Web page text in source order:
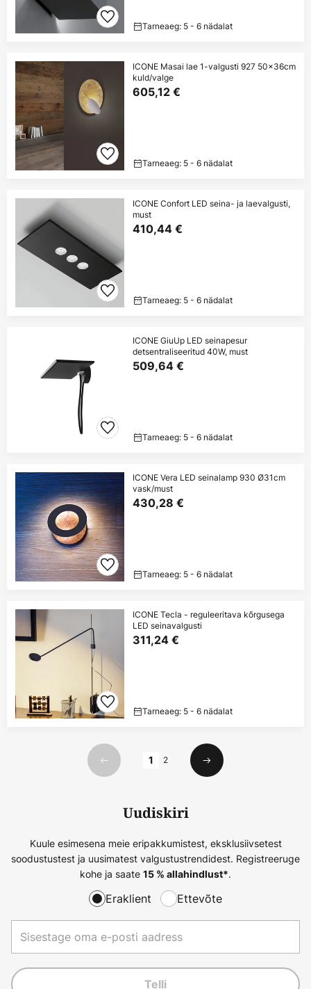
Tarneaeg: 5 - 6 nädalat
ICONE Masai lae 1-valgusti 927 50x36cm
kuld/valge
605,12 €
Tarneaeg: 5 - 6 nädalat
ICONE Confort LED seina- ja laevalgusti,
must
410,44 €
Tarneaeg: 5 - 6 nädalat
ICONE GiuUp LED seinapesur
detsentraliseeritud 40W, must
509,64 €
Tarneaeg: 5 - 6 nädalat
ICONE Vera LED seinalamp 930 Ø31cm
vask/must
430,28 €
Tarneaeg: 5 - 6 nädalat
ICONE Tecla - reguleeritava kõrgusega
LED seinavalgusti
311,24 €
Tarneaeg: 5 - 6 nädalat
Eelmine
1 2
Järgmine
Uudiskiri
Kuule esimesena meie eripakkumistest, eksklusiivsetest
soodustustest ja uusimatest valgustustrendidest. Registreeruge
kohe ja saate 15 % allahindlust*.
Eraklient Ettevõte
Telli